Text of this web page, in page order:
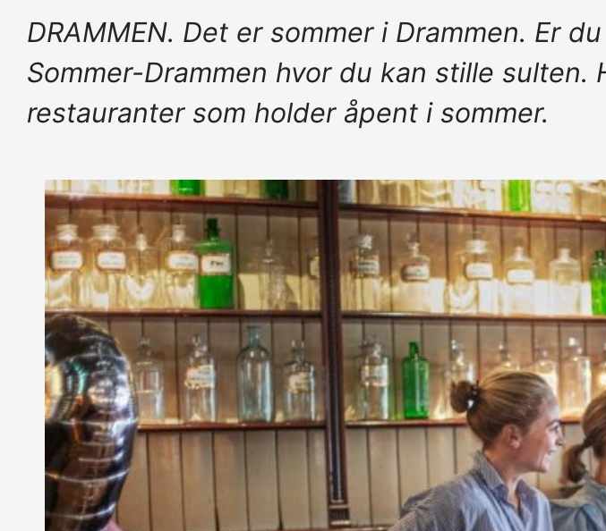
DRAMMEN. Det er sommer i Drammen. Er
Sommer-Drammen hvor du kan stille
restauranter som holder åpent i sommer.